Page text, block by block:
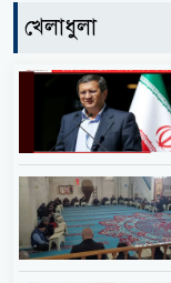
খেলাধুলা